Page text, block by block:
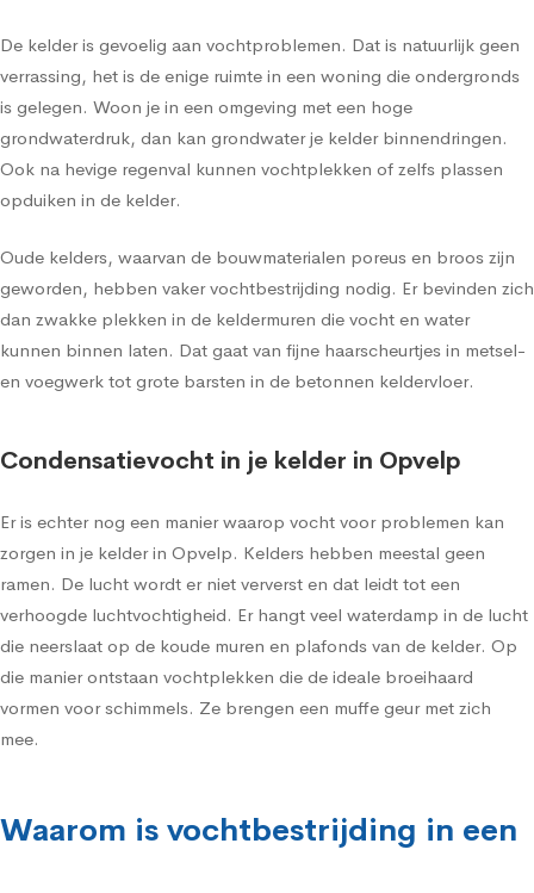
De kelder is gevoelig aan vochtproblemen. Dat is natuurlijk geen
verrassing, het is de enige ruimte in een woning die ondergronds
is gelegen. Woon je in een omgeving met een hoge
grondwaterdruk, dan kan grondwater je kelder binnendringen.
Ook na hevige regenval kunnen vochtplekken of zelfs plassen
opduiken in de kelder.
Oude kelders, waarvan de bouwmaterialen poreus en broos zijn
geworden, hebben vaker vochtbestrijding nodig. Er bevinden zich
dan zwakke plekken in de keldermuren die vocht en water
kunnen binnen laten. Dat gaat van fijne haarscheurtjes in metsel-
en voegwerk tot grote barsten in de betonnen keldervloer.
Condensatievocht in je kelder in Opvelp
Er is echter nog een manier waarop vocht voor problemen kan
zorgen in je kelder in Opvelp. Kelders hebben meestal geen
ramen. De lucht wordt er niet ververst en dat leidt tot een
verhoogde luchtvochtigheid. Er hangt veel waterdamp in de lucht
die neerslaat op de koude muren en plafonds van de kelder. Op
die manier ontstaan vochtplekken die de ideale broeihaard
vormen voor schimmels. Ze brengen een muffe geur met zich
mee.
Waarom is vochtbestrijding in een